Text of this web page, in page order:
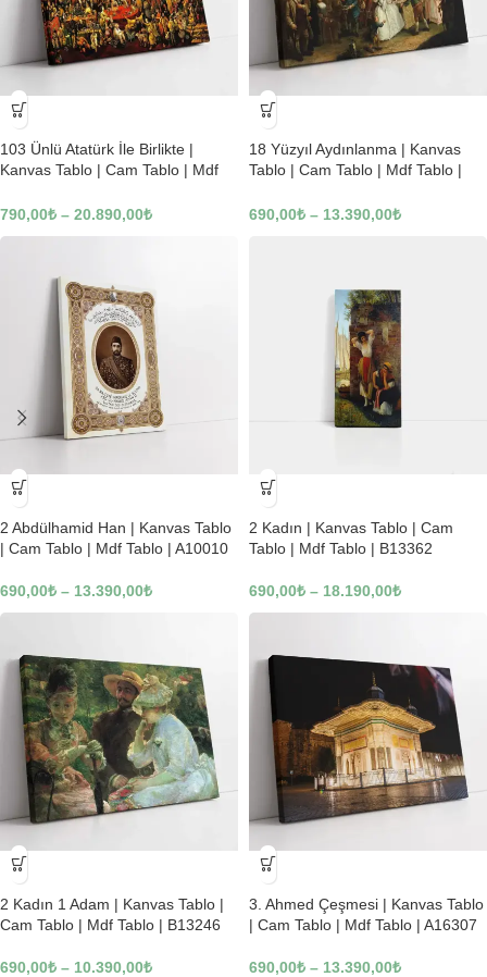
-23%
103 Ünlü Atatürk İle Birlikte |
Kanvas Tablo | Cam Tablo | Mdf
790,00₺ – 20.890,00₺
-23%
18 Yüzyıl Aydınlanma | Kanvas
Tablo | Cam Tablo | Mdf Tablo |
690,00₺ – 13.390,00₺
-23%
2 Abdülhamid Han | Kanvas Tablo
| Cam Tablo | Mdf Tablo | A10010
690,00₺ – 13.390,00₺
-23%
2 Kadın | Kanvas Tablo | Cam
Tablo | Mdf Tablo | B13362
690,00₺ – 18.190,00₺
-23%
2 Kadın 1 Adam | Kanvas Tablo |
Cam Tablo | Mdf Tablo | B13246
690,00₺ – 10.390,00₺
-23%
3. Ahmed Çeşmesi | Kanvas Tablo
| Cam Tablo | Mdf Tablo | A16307
690,00₺ – 13.390,00₺